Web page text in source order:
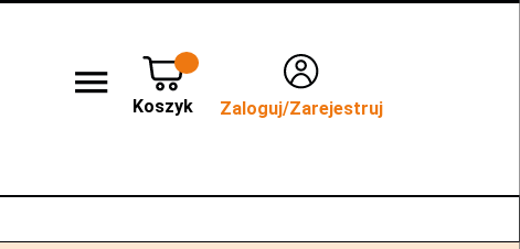
Koszyk Zaloguj/Zarejestruj